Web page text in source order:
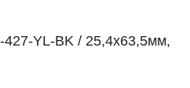
427-YL-BK / 25,4x63,5мм,